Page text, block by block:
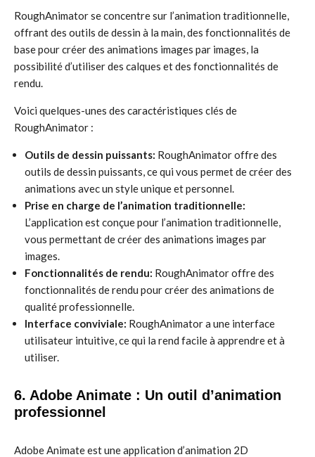
RoughAnimator se concentre sur l’animation traditionnelle,
offrant des outils de dessin à la main, des fonctionnalités de
base pour créer des animations images par images, la
possibilité d’utiliser des calques et des fonctionnalités de
rendu.
Voici quelques-unes des caractéristiques clés de
RoughAnimator :
Outils de dessin puissants: RoughAnimator offre des
outils de dessin puissants, ce qui vous permet de créer des
animations avec un style unique et personnel.
Prise en charge de l’animation traditionnelle:
L’application est conçue pour l’animation traditionnelle,
vous permettant de créer des animations images par
images.
Fonctionnalités de rendu: RoughAnimator offre des
fonctionnalités de rendu pour créer des animations de
qualité professionnelle.
Interface conviviale: RoughAnimator a une interface
utilisateur intuitive, ce qui la rend facile à apprendre et à
utiliser.
6. Adobe Animate : Un outil d’animation
professionnel
Adobe Animate est une application d’animation 2D